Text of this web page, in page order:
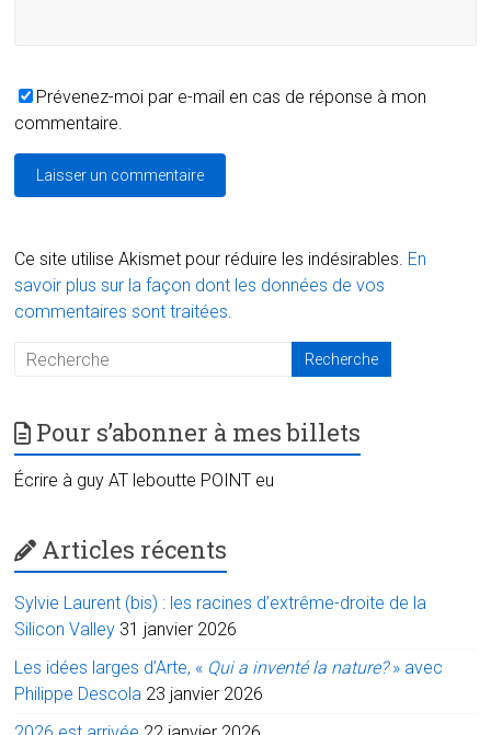
Prévenez-moi par e-mail en cas de réponse à mon
commentaire.
Ce site utilise Akismet pour réduire les indésirables. En
savoir plus sur la façon dont les données de vos
commentaires sont traitées.
Pour s’abonner à mes billets
Écrire à guy AT leboutte POINT eu
Articles récents
Sylvie Laurent (bis) : les racines d’extrême-droite de la
Silicon Valley 31 janvier 2026
Les idées larges d’Arte, « Qui a inventé la nature?» avec
Philippe Descola 23 janvier 2026